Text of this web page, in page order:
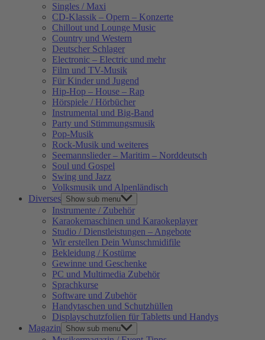
Singles / Maxi
CD-Klassik – Opern – Konzerte
Chillout und Lounge Music
Country und Western
Deutscher Schlager
Electronic – Electric und mehr
Film und TV-Musik
Für Kinder und Jugend
Hip-Hop – House – Rap
Hörspiele / Hörbücher
Instrumental und Big-Band
Party und Stimmungsmusik
Pop-Musik
Rock-Musik und weiteres
Seemannslieder – Maritim – Norddeutsch
Soul und Gospel
Swing und Jazz
Volksmusik und Alpenländisch
Diverses Show sub menu
Instrumente / Zubehör
Karaokemaschinen und Karaokeplayer
Studio / Dienstleistungen – Angebote
Wir erstellen Dein Wunschmidifile
Bekleidung / Kostüme
Gewinne und Geschenke
PC und Multimedia Zubehör
Sprachkurse
Software und Zubehör
Handytaschen und Schutzhüllen
Displayschutzfolien für Tabletts und Handys
Magazin
Show sub menu